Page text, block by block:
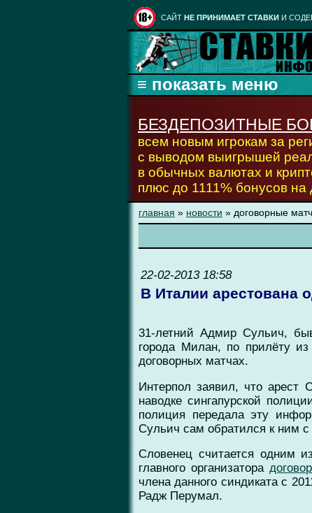
CАЙТ НЕ ПРИНИМАЕТ СТАВКИ И
БЕЗДЕПОЗИТНЫЕ
всем новым игрокам за
с выводом выигрышей
в обычных валютах и
плюс до 1111% бонусов на
главная » новости » договорные
22-02-2013 18:58
В Италии арестована
31-летний Адмир Сульич,
города Милан, по прилёту
договорных матчах.
Интерпол заявил, что арест
наводке сингапурской
полиция передала эту
Сульич сам обратился к ним
Словенец считается одним
главного организатора
члена данного синдиката с
Радж Перумал.